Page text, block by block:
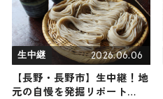
い「はしご湯」も / 静岡県伊
東市
生中継 2026.06.06
【長野・長野市】生中継！地
元の自慢を発掘リポート